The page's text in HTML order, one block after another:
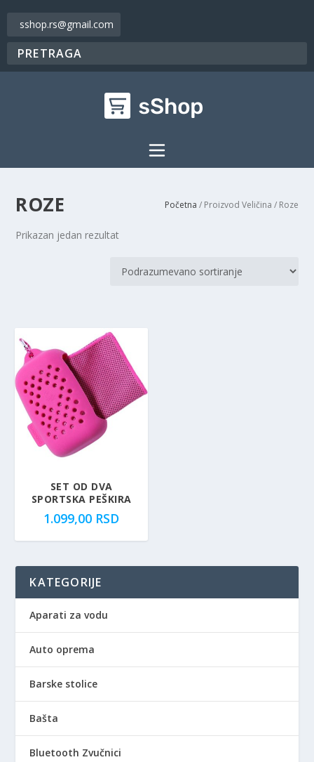
sshop.rs@gmail.com
ROZE Početna / Proizvod Veličina / Roze
Prikazan jedan rezultat
SET OD DVA
SPORTSKA PEŠKIRA
1.099,00 RSD
KATEGORIJE
Aparati za vodu
Auto oprema
Barske stolice
Bašta
Bluetooth Zvučnici